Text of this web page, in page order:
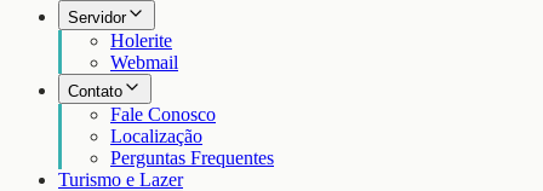
Servidor
Holerite
Webmail
Contato
Fale Conosco
Localização
Perguntas Frequentes
Turismo e Lazer